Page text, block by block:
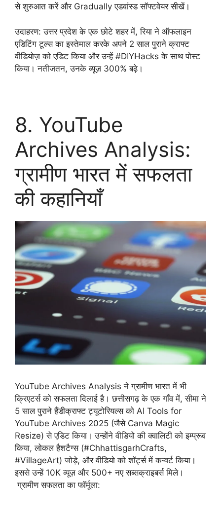
से शुरुआत करें और Gradually एडवांस्ड सॉफ्टवेयर सीखें।
उदाहरण: उत्तर प्रदेश के एक छोटे शहर में, रिया ने ऑफलाइन
एडिटिंग टूल्स का इस्तेमाल करके अपने 2 साल पुराने क्राफ्ट
वीडियोज़ को एडिट किया और उन्हें #DIYHacks के साथ पोस्ट
किया। नतीजतन, उनके व्यूज़ 300% बढ़े।
8. YouTube
Archives Analysis:
ग्रामीण भारत में सफलता
की कहानियाँ
YouTube Archives Analysis ने ग्रामीण भारत में भी
क्रिएटर्स को सफलता दिलाई है। छत्तीसगढ़ के एक गाँव में, सीमा ने
5 साल पुराने हैंडीक्राफ्ट ट्यूटोरियल्स को AI Tools for
YouTube Archives 2025 (जैसे Canva Magic
Resize) से एडिट किया। उन्होंने वीडियो की क्वालिटी को इम्प्रूव
किया, लोकल हैशटैग्स (#ChhattisgarhCrafts,
#VillageArt) जोड़े, और वीडियो को शॉर्ट्स में कन्वर्ट किया।
इससे उन्हें 10K व्यूज़ और 500+ नए सब्सक्राइबर्स मिले।
ग्रामीण सफलता का फॉर्मूला: